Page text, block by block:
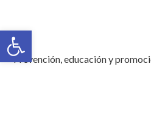
Abrir barra de herramientas
Prevención, educación y